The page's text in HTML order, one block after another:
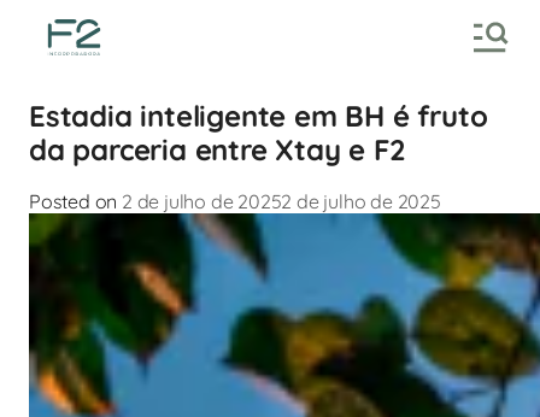
Estadia inteligente em BH é fruto
da parceria entre Xtay e F2
Posted on 2 de julho de 20252 de julho de 2025